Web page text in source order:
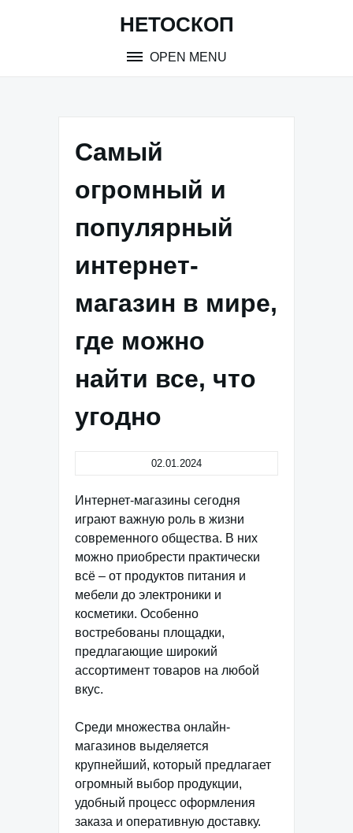
НЕТОСКОП
OPEN MENU
Самый
огромный и
популярный
интернет-
магазин в мире,
где можно
найти все, что
угодно
02.01.2024
Интернет-магазины сегодня
играют важную роль в жизни
современного общества. В них
можно приобрести практически
всё – от продуктов питания и
мебели до электроники и
косметики. Особенно
востребованы площадки,
предлагающие широкий
ассортимент товаров на любой
вкус.
Среди множества онлайн-
магазинов выделяется
крупнейший, который предлагает
огромный выбор продукции,
удобный процесс оформления
заказа и оперативную доставку.